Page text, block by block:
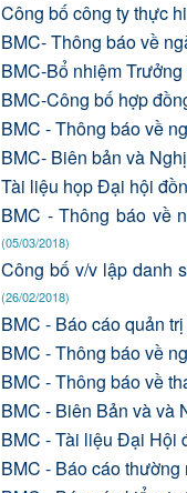
Công bố công ty thực
BMC- Thông báo về
BMC-Bổ nhiệm
BMC-Công bố hợp
BMC - Thông báo về
BMC- Biên bản và
Tài liệu họp Đại hội
BMC - Thông báo về
(05/03/2018)
Công bố v/v lập danh
(26/02/2018)
BMC - Báo cáo quản
BMC - Thông báo về
BMC - Thông báo về
BMC - Biên Bản và
BMC - Tài liệu Đại Hội
BMC - Báo cáo